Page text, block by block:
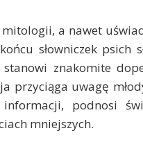
a nawet
słowniczek psich
znakomite
przyciąga uwagę
podnosi
mniejszych.